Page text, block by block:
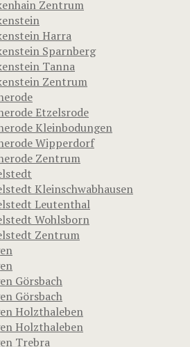
Zentrum
Harra
Sparnberg
Tanna
Zentrum
Etzelsrode
Kleinbodungen
Wipperdorf
Zentrum
Kleinschwabhausen
Leutenthal
Wohlsborn
Zentrum
Görsbach
Görsbach
Holzthaleben
Holzthaleben
Trebra